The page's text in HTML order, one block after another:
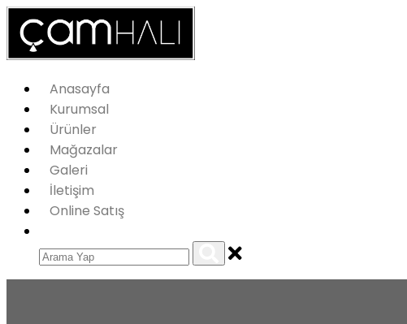
Anasayfa
Kurumsal
Ürünler
Mağazalar
Galeri
İletişim
Online Satış